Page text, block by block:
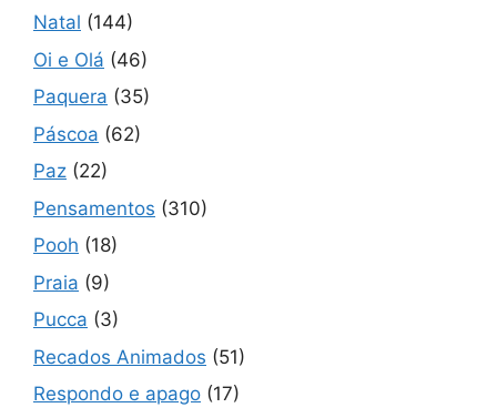
Natal (144)
Oi e Olá (46)
Paquera (35)
Páscoa (62)
Paz (22)
Pensamentos (310)
Pooh (18)
Praia (9)
Pucca (3)
Recados Animados (51)
Respondo e apago (17)